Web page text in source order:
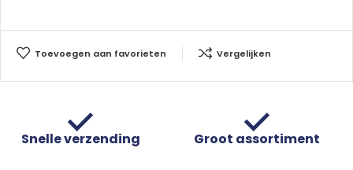
Toevoegen aan favorieten Vergelijken
Snelle verzending Groot assortiment